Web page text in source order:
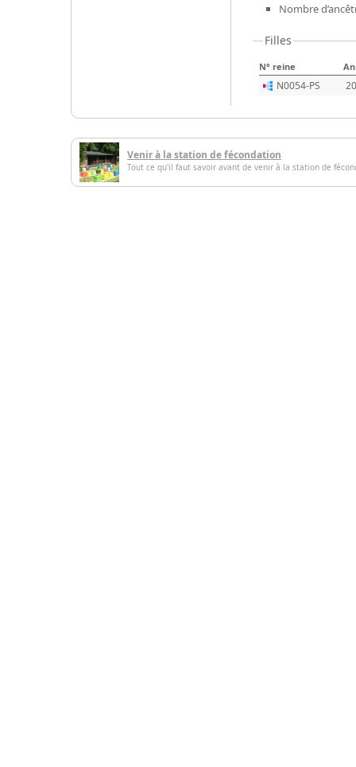
Nombre
Filles
N° reine
N0054-PS
Venir à la station de fécondation
Tout ce qu'il faut savoir avant de venir à la station de